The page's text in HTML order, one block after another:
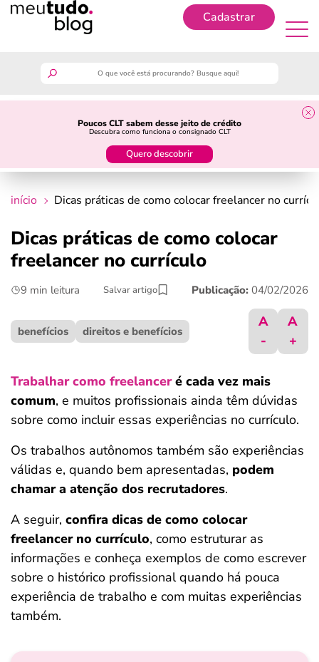
Cadastrar
Poucos CLT sabem desse jeito de crédito
Descubra como funciona o consignado CLT
Quero descobrir
guia do trabalhador
crédito fácil
últimas notícias
ferramentas
início Dicas práticas de como colocar freelancer no
Dicas práticas de como colocar
freelancer no currículo
9 min leitura Salvar artigo Publicação: 04/02/2026
benefícios direitos e benefícios
A
-
A
+
Trabalhar como freelanceré cada vez mais
comum, e muitos profissionais ainda têm dúvidas
sobre como incluir essas experiências no currículo.
Os trabalhos autônomos também são experiências
válidas e, quando bem apresentadas, podem
chamar a atenção dos recrutadores.
A seguir, confira dicas de como colocar
freelancer no currículo, como estruturar as
informações e conheça exemplos de como escrever
sobre o histórico profissional quando há pouca
experiência de trabalho e com muitas experiências
também.